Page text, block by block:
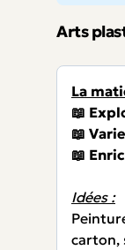
Arts
La
📖
📖
📖
Idées :
carton,